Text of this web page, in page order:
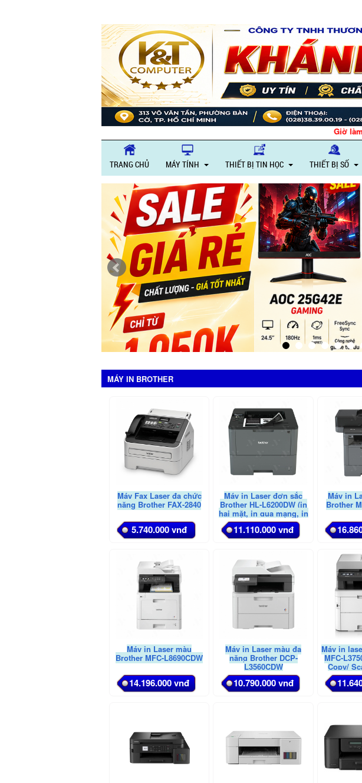
Giờ làm việc: Thứ 2 – Thứ 6: Sáng
TRANG CHỦ MÁY TÍNH THIẾT BỊ TIN HỌC THIẾT BỊ SỐ
MÁY IN BROTHER
Máy Fax Laser đa chức
năng Brother FAX-2840
5.740.000 vnđ
Máy in Laser đơn sắc
Brother HL-L6200DW (in
hai mặt, in qua mạng, in
di động)
11.110.000 vnđ
Máy in
Brother
Máy in Laser màu
Brother MFC-L8690CDW
14.196.000 vnđ
Máy in Laser màu đa
năng Brother DCP-
L3560CDW
10.790.000 vnđ
Máy in
MFC-
Copy/
mặt/